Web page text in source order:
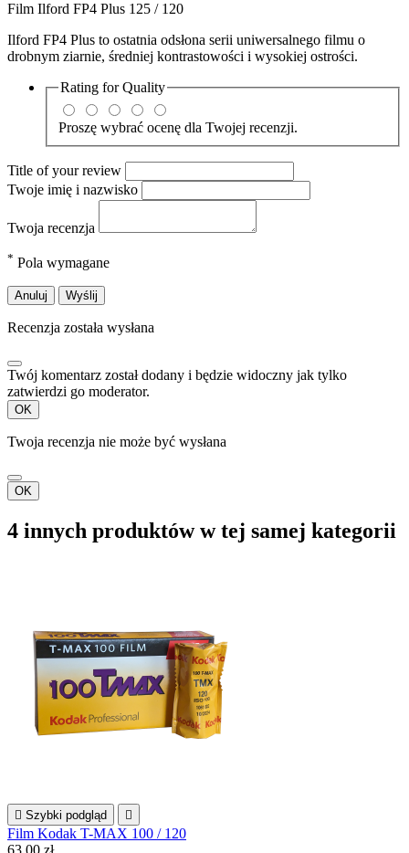
Film Ilford FP4 Plus 125 / 120
Ilford FP4 Plus to ostatnia odsłona serii uniwersalnego filmu o
drobnym ziarnie, średniej kontrastowości i wysokiej ostrości.
Rating forQuality
Proszę wybrać ocenę dla Twojej recenzji.
Title of your review
Twoje imię i nazwisko
Twoja recenzja
* Pola wymagane
Anuluj Wyślij
Recenzja została wysłana
Twój komentarz został dodany i będzie widoczny jak tylko
zatwierdzi go moderator.
OK
Twoja recenzja nie może być wysłana
OK
4 innych produktów w tej samej kategorii
 Szybki podgląd 
Film Kodak T-MAX 100 / 120
63,00 zł